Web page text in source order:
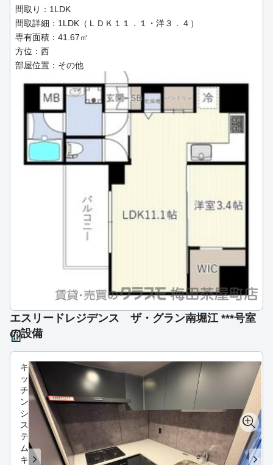
間取り：1LDK
間取詳細：1LDK（ＬＤＫ１１．１・洋３．４）
専有面積：41.67㎡
方位：西
部屋位置：その他
エスリードレジデンス ザ・グラン南堀江 ***号室
の設備
キ
ッ
チ
ン
シ
ス
テ
ム
キ